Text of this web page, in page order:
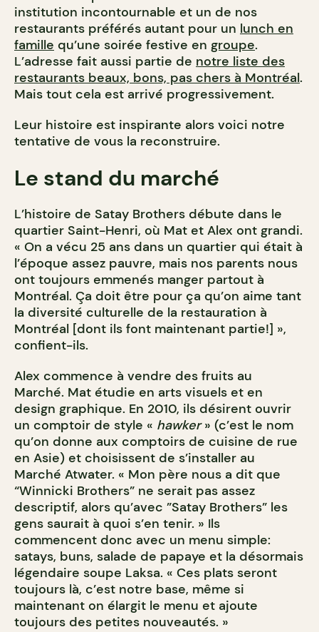
institution incontournable et un de nos
restaurants préférés autant pour un lunch en
famille qu’une soirée festive en groupe.
L’adresse fait aussi partie de notre liste des
restaurants beaux, bons, pas chers à Montréal.
Mais tout cela est arrivé progressivement.
Leur histoire est inspirante alors voici notre
tentative de vous la reconstruire.
Le stand du marché
L’histoire de Satay Brothers débute dans le
quartier Saint-Henri, où Mat et Alex ont grandi.
« On a vécu 25 ans dans un quartier qui était à
l’époque assez pauvre, mais nos parents nous
ont toujours emmenés manger partout à
Montréal. Ça doit être pour ça qu’on aime tant
la diversité culturelle de la restauration à
Montréal [dont ils font maintenant partie!] »,
confient-ils.
Alex commence à vendre des fruits au
Marché. Mat étudie en arts visuels et en
design graphique. En 2010, ils désirent ouvrir
un comptoir de style « hawker» (c’est le nom
qu’on donne aux comptoirs de cuisine de rue
en Asie) et choisissent de s’installer au
Marché Atwater. « Mon père nous a dit que
“Winnicki Brothers” ne serait pas assez
descriptif, alors qu’avec ”Satay Brothers” les
gens saurait à quoi s’en tenir. » Ils
commencent donc avec un menu simple:
satays, buns, salade de papaye et la désormais
légendaire soupe Laksa. « Ces plats seront
toujours là, c’est notre base, même si
maintenant on élargit le menu et ajoute
toujours des petites nouveautés. »